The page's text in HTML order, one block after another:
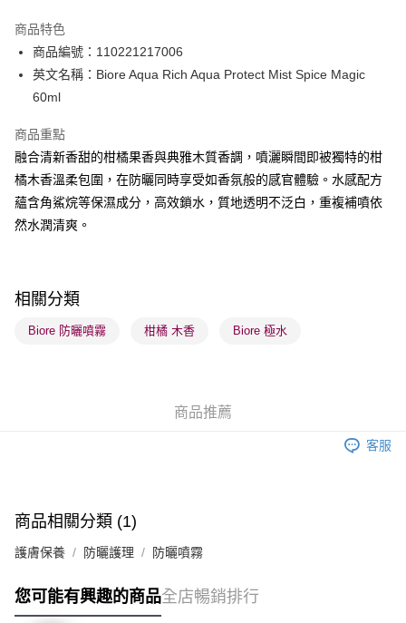
PayMe
WeChat Pay
送貨方式
順豐自助櫃 - 確認發貨後1-3個工作天送達
每筆HK$65.00，滿HK$300.00或以上免運費
確認發貨後1-3 工作天送達，訂單將隨機分配至SF順豐速運或京東
物流公司進行物流配送
取。逾期會取消訂單，並不會安排重寄
每筆HK$20.00，滿HK$100.00或以上免運費
澳門地區配送 - 確認發貨後1-4個工作天送達
商品特色
商品編號：110221217006
英文名稱：Biore Aqua Rich Aqua Protect Mist Spice Magic
60ml
商品重點
融合清新香甜的柑橘果香與典雅木質香調，噴灑瞬間即被獨特的柑
橘木香溫柔包圍，在防曬同時享受如香氛般的感官體驗。水感配方
蘊含角鯊烷等保濕成分，高效鎖水，質地透明不泛白，重複補噴依
然水潤清爽。
相關分類
Biore 防曬噴霧 柑橘 木香 Biore 極水
商品推薦
客服
商品相關分類 (1)
護膚保養 防曬護理 防曬噴霧
您可能有興趣的商品全店暢銷排行